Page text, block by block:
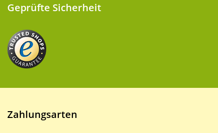
Geprüfte Sicherheit
Zahlungsarten